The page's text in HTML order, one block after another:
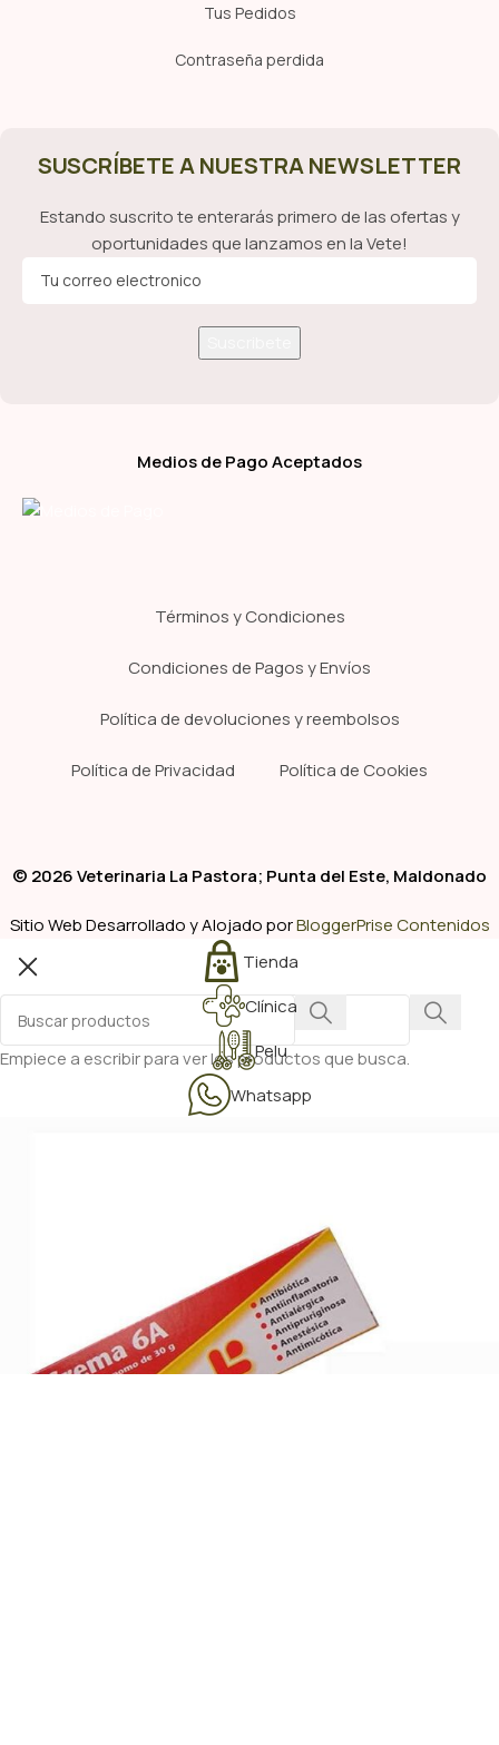
Tus Pedidos
Contraseña perdida
SUSCRÍBETE A NUESTRA NEWSLETTER
Estando suscrito te enterarás primero de las ofertas y
oportunidades que lanzamos en la Vete!
Medios de Pago Aceptados
Términos y Condiciones
Condiciones de Pagos y Envíos
Política de devoluciones y reembolsos
Política de Privacidad Política de Cookies
© 2026 Veterinaria La Pastora; Punta del Este, Maldonado
Sitio Web Desarrollado y Alojado porBloggerPrise Contenidos
Empiece a escribir para ver los productos que busca.
Tienda
Clínica
Pelu
Whatsapp